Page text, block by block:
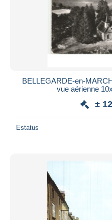
BELLEGARDE-en-
vue aérienne
±
Estatus